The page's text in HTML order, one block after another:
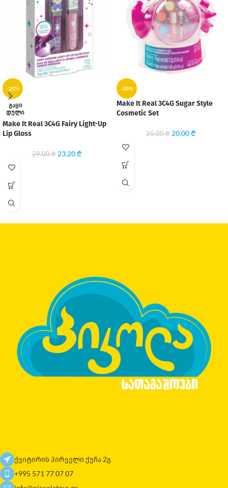
-20%
ᲒᲐᲧᲘ
ᲓᲣᲚᲘ
Make It Real 3C4G Fairy Light-Up
Lip Gloss
29.00₾ 23.20₾
-20%
Make It Real 3C4G Sugar Style
Cosmetic Set
25.00₾ 20.00₾
ქვიტირის პირველი ქუჩა 2გ
+995 571 77 07 07